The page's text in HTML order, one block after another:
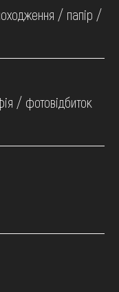
/ папір /
/ фотовідбиток